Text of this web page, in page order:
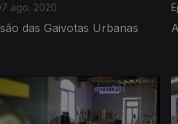
ago. 2020
das Gaivotas Urbanas